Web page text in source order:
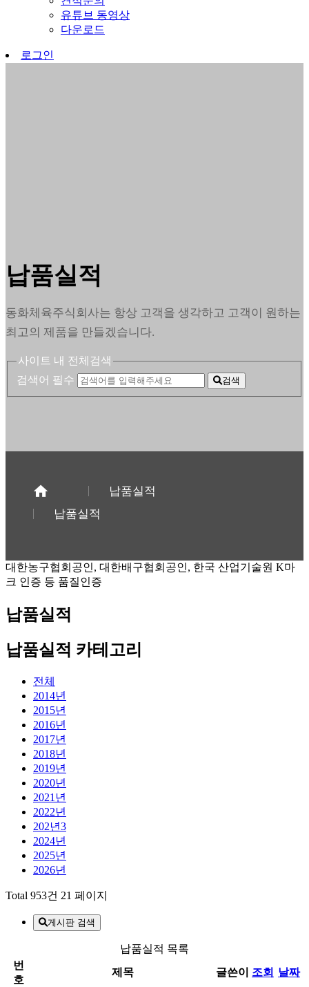
유튜브 동영상
다운로드
로그인
납품실적
동화체육주식회사는 항상 고객을 생각하고 고객이 원하는
최고의 제품을 만들겠습니다.
사이트 내 전체검색
검색어 필수
검색
납품실적
납품실적
대한농구협회공인, 대한배구협회공인, 한국 산업기술원 K마
크 인증 등 품질인증
납품실적
납품실적 카테고리
전체
2014년
2015년
2016년
2017년
2018년
2019년
2020년
2021년
2022년
202년3
2024년
2025년
2026년
Total 953건 21 페이지
게시판 검색
납품실적 목록
번
호
제목 글쓴이 조회 날짜